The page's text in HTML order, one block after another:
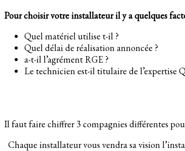
Pour choisir votre installateur il y a quelques
Quel matériel utilise t-il ?
Quel délai de réalisation annoncée ?
a-t-il l’agrément RGE ?
Le technicien est-il titulaire de l’expertise
Il faut faire chiffrer 3 compagnies différentes
Chaque installateur vous vendra sa vision